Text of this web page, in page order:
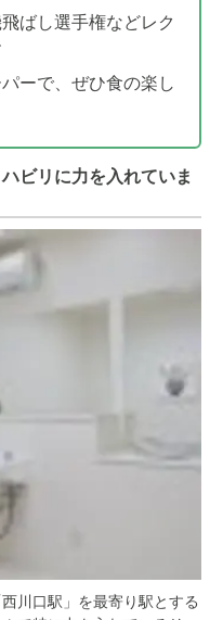
ばし選手権などレク
ーで、ぜひ食の楽し
ビリに力を入れていま
川口駅」を最寄り駅とする